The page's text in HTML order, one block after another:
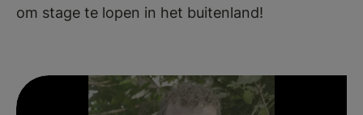
om stage te lopen in het buitenland!